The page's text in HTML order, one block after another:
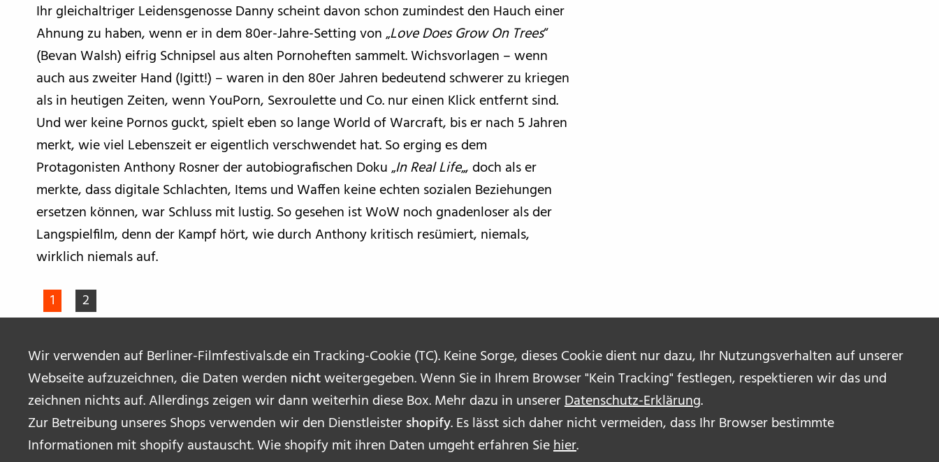
Wir verwenden auf Berliner-Filmfestivals.de ein Tracking-Cookie (TC). Keine Sorge, dieses Cookie dient nur dazu, Ihr Nutzungsverhalten auf unserer
Webseite aufzuzeichnen, die Daten werden nichtweitergegeben. Wenn Sie in Ihrem Browser "Kein Tracking" festlegen, respektieren wir das und
zeichnen nichts auf. Allerdings zeigen wir dann weiterhin diese Box. Mehr dazu in unsererDatenschutz-Erklärung.
Zur Betreibung unseres Shops verwenden wir den Dienstleistershopify. Es lässt sich daher nicht vermeiden, dass Ihr Browser bestimmte
Informationen mit shopify austauscht. Wie shopify mit ihren Daten umgeht erfahren Siehier.
Ihr gleichaltriger Leidensgenosse Danny scheint davon schon zumindest den Hauch einer
Ahnung zu haben, wenn er in dem 80er-Jahre-Setting von „Love Does Grow On Trees“
(Bevan Walsh) eifrig Schnipsel aus alten Pornoheften sammelt. Wichsvorlagen – wenn
auch aus zweiter Hand (Igitt!) – waren in den 80er Jahren bedeutend schwerer zu kriegen
als in heutigen Zeiten, wenn YouPorn, Sexroulette und Co. nur einen Klick entfernt sind.
Und wer keine Pornos guckt, spielt eben so lange World of Warcraft, bis er nach 5 Jahren
merkt, wie viel Lebenszeit er eigentlich verschwendet hat. So erging es dem
Protagonisten Anthony Rosner der autobiografischen Doku „In Real Life„, doch als er
merkte, dass digitale Schlachten, Items und Waffen keine echten sozialen Beziehungen
ersetzen können, war Schluss mit lustig. So gesehen ist WoW noch gnadenloser als der
Langspielfilm, denn der Kampf hört, wie durch Anthony kritisch resümiert, niemals,
wirklich niemals auf.
1
2
ÜBER UNS